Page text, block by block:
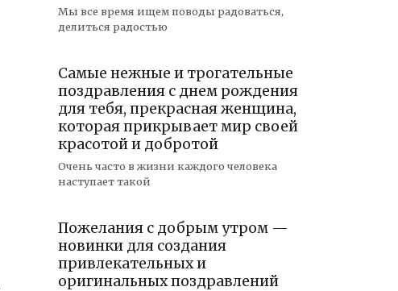
Мы все время ищем поводы радоваться,
делиться радостью
Самые нежные и трогательные
поздравления с днем рождения
для тебя, прекрасная женщина,
которая прикрывает мир своей
красотой и добротой
Очень часто в жизни каждого человека
наступает такой
Пожелания с добрым утром —
новинки для создания
привлекательных и
оригинальных поздравлений